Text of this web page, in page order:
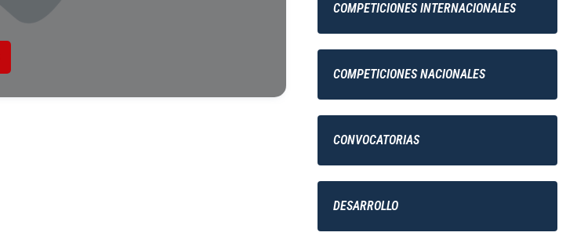
COMPETICIONES INTERNACIONALES
COMPETICIONES NACIONALES
CONVOCATORIAS
DESARROLLO